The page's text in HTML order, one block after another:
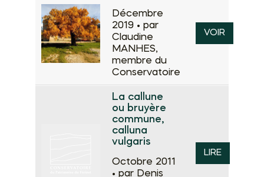
Décembre
2019 • par
Claudine
MANHES,
membre du
Conservatoire
VOIR
La callune
ou bruyère
commune,
calluna
vulgaris
Octobre 2011
• par Denis
LIRE